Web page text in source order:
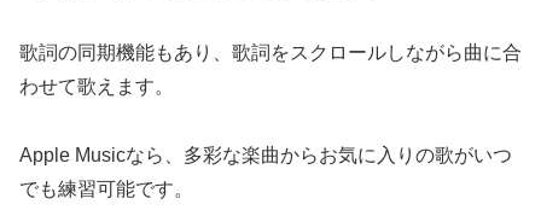
歌詞の同期機能もあり、歌詞をスクロールしながら曲に合
わせて歌えます。
Apple Musicなら、多彩な楽曲からお気に入りの歌がいつ
でも練習可能です。